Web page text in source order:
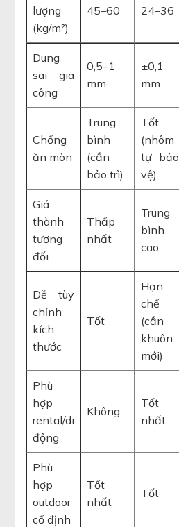
lượng
(kg/m²)
45–60 24–36
Dung
sai gia
công
0,5–1
mm
±0,1
mm
Chống
ăn mòn
Trung
bình
(cần
bảo trì)
Tốt
(nhôm
tự bảo
vệ)
Giá
thành
tương
đối
Thấp
nhất
Trung
bình
cao
Dễ tùy
chỉnh
kích
thước
Tốt
Hạn
chế
(cần
khuôn
mới)
Phù
hợp
rental/di
động
Không
Tốt
nhất
Phù
hợp
outdoor
cố định
Tốt
nhất
Tốt